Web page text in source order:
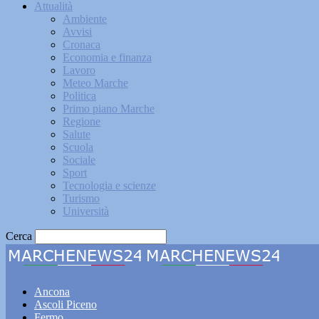
Attualità
Ambiente
Avvisi
Cronaca
Economia e finanza
Lavoro
Meteo Marche
Politica
Primo piano Marche
Regione
Salute
Scuola
Sociale
Sport
Tecnologia e scienze
Turismo
Università
Cerca
Ancona
Ascoli Piceno